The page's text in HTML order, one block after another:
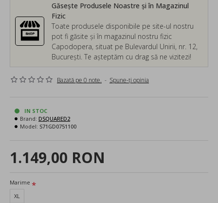
Găsește Produsele Noastre și în Magazinul
Fizic
Toate produsele disponibile pe site-ul nostru
pot fi găsite și în magazinul nostru fizic
Capodopera, situat pe Bulevardul Unirii, nr. 12,
București. Te așteptăm cu drag să ne vizitezi!
Bazată pe 0 note. - Spune-ţi opinia
1.149,00 RON
IN STOC
Brand: DSQUARED2
Model: S71GD0751100
Marime
XL